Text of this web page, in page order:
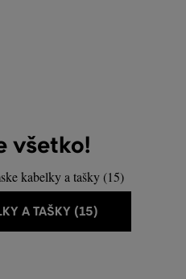
všetko!
kabelky a tašky (15)
A TAŠKY (15)